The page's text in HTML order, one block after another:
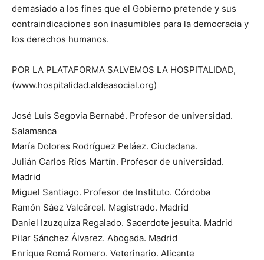
demasiado a los fines que el Gobierno pretende y sus
contraindicaciones son inasumibles para la democracia y
los derechos humanos.
POR LA PLATAFORMA SALVEMOS LA HOSPITALIDAD,
(www.hospitalidad.aldeasocial.org)
José Luis Segovia Bernabé. Profesor de universidad.
Salamanca
María Dolores Rodríguez Peláez. Ciudadana.
Julián Carlos Ríos Martín. Profesor de universidad.
Madrid
Miguel Santiago. Profesor de Instituto. Córdoba
Ramón Sáez Valcárcel. Magistrado. Madrid
Daniel Izuzquiza Regalado. Sacerdote jesuita. Madrid
Pilar Sánchez Álvarez. Abogada. Madrid
Enrique Romá Romero. Veterinario. Alicante